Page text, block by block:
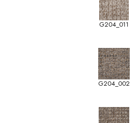
G204_011
G204_002